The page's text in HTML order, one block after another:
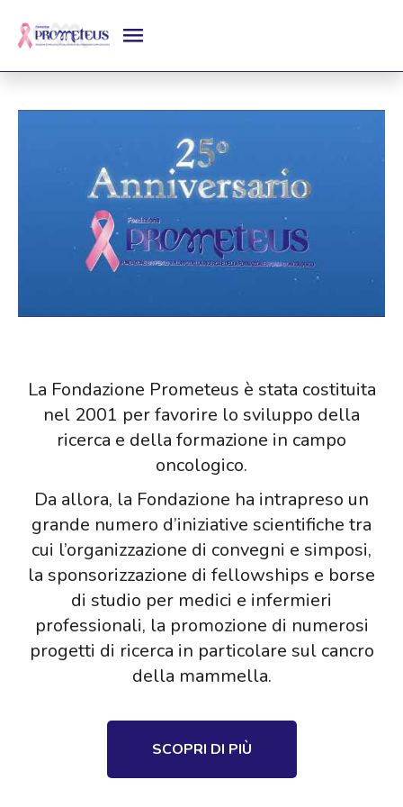
La Fondazione Prometeus è stata costituita
nel 2001 per favorire lo sviluppo della
ricerca e della formazione in campo
oncologico.
Da allora, la Fondazione ha intrapreso un
grande numero d’iniziative scientifiche tra
cui l’organizzazione di convegni e simposi,
la sponsorizzazione di fellowships e borse
di studio per medici e infermieri
professionali, la promozione di numerosi
progetti di ricerca in particolare sul cancro
della mammella.
SCOPRI DI PIÙ